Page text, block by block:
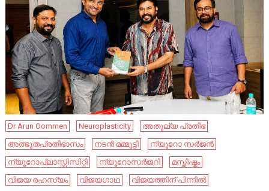
Dr Arun Oommen Neuroplasticity
അതുല്യ പ്രതിഭ
അത്ഭുതപ്രതിഭാസം
നടൻ മമ്മൂട്ടി
ന്യൂറോ സർജൻ
ന്യൂറോപ്ലാസ്റ്റിസിറ്റി
ന്യൂറോസർജറി
മസ്തിഷ്കം
വിജയ രഹസ്യം
വിജയഗാഥ
വിജയത്തിന് പിന്നിൽ